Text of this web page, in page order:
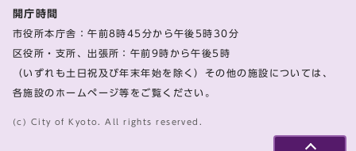
開庁時間
市役所本庁舎：午前8時45分から午後5時30分
区役所・支所、出張所：午前9時から午後5時
（いずれも土日祝及び年末年始を除く）その他の施設については、
各施設のホームページ等をご覧ください。
(c) City of Kyoto. All rights reserved.